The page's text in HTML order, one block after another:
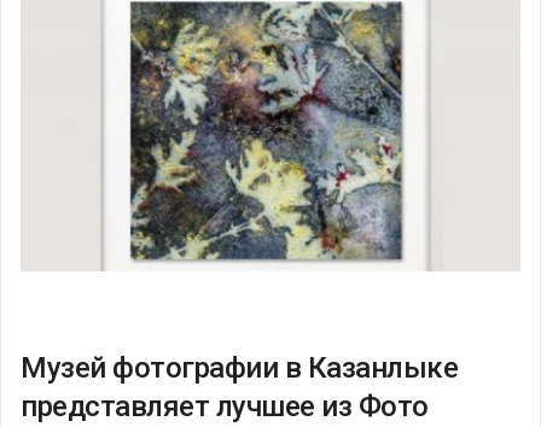
Музей фотографии в Казанлыке
представляет лучшее из Фото